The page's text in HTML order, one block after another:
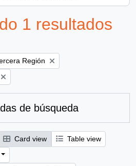
1 resultados
Región
de búsqueda
Card view
Table view